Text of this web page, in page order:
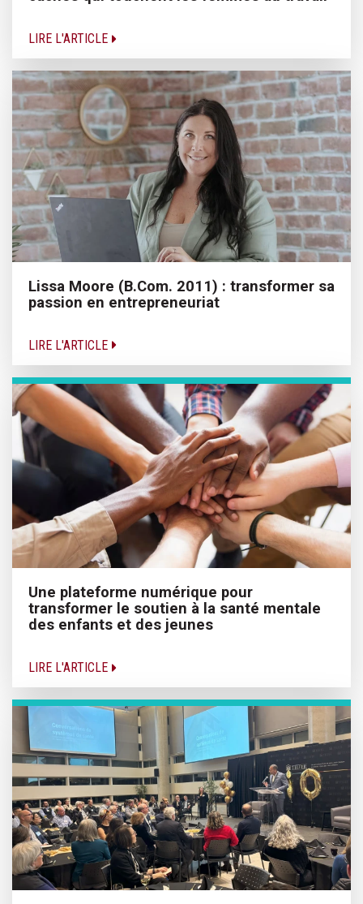
LIRE L'ARTICLE
Lissa Moore (B.Com. 2011) : transformer sa
passion en entrepreneuriat
LIRE L'ARTICLE
Une plateforme numérique pour
transformer le soutien à la santé mentale
des enfants et des jeunes
LIRE L'ARTICLE